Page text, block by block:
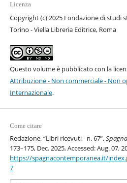
Licenza
Copyright (c) 2025 Fondazione di studi
Torino - Viella Libreria Editrice, Roma
Questo volume è pubblicato con la
Attribuzione - Non commerciale - Non
Internazionale.
Come citare
Redazione, “Libri ricevuti - n. 67”,
173–175, Dec. 2025, Accessed: Aug. 07,
https://spagnacontemporanea.it/
7